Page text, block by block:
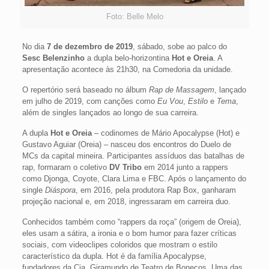
Foto: Belle Melo
No dia 7 de dezembro de 2019, sábado, sobe ao palco do
Sesc Belenzinho a dupla belo-horizontina Hot e Oreia. A
apresentação acontece às 21h30, na Comedoria da unidade.
O repertório será baseado no álbum Rap de Massagem, lançado
em julho de 2019, com canções como Eu Vou, Estiloe Tema,
além de singles lançados ao longo de sua carreira.
A dupla Hot e Oreia– codinomes de Mário Apocalypse (Hot) e
Gustavo Aguiar (Oreia) – nasceu dos encontros do Duelo de
MCs da capital mineira. Participantes assíduos das batalhas de
rap, formaram o coletivo DV Triboem 2014 junto a rappers
como Djonga, Coyote, Clara Lima e FBC. Após o lançamento do
single Diáspora, em 2016, pela produtora Rap Box, ganharam
projeção nacional e, em 2018, ingressaram em carreira duo.
Conhecidos também como “rappers da roça” (origem de Oreia),
eles usam a sátira, a ironia e o bom humor para fazer críticas
sociais, com videoclipes coloridos que mostram o estilo
característico da dupla. Hot é da família Apocalypse,